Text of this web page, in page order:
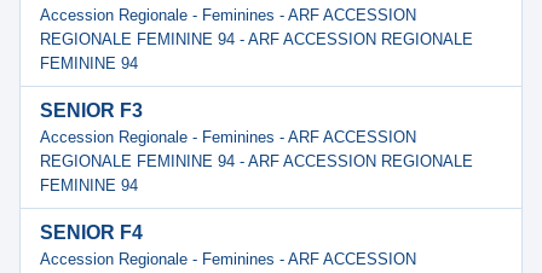
Accession Regionale - Feminines - ARF ACCESSION
REGIONALE FEMININE 94 - ARF ACCESSION REGIONALE
FEMININE 94
SENIOR F3
Accession Regionale - Feminines - ARF ACCESSION
REGIONALE FEMININE 94 - ARF ACCESSION REGIONALE
FEMININE 94
SENIOR F4
Accession Regionale - Feminines - ARF ACCESSION